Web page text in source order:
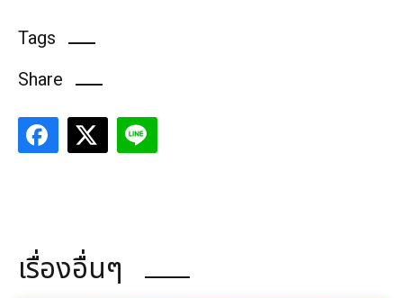
Tags
Share
เรื่องอื่นๆ